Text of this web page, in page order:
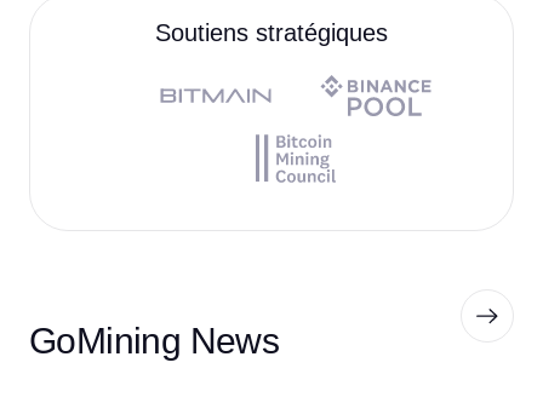
Soutiens stratégiques
GoMining News